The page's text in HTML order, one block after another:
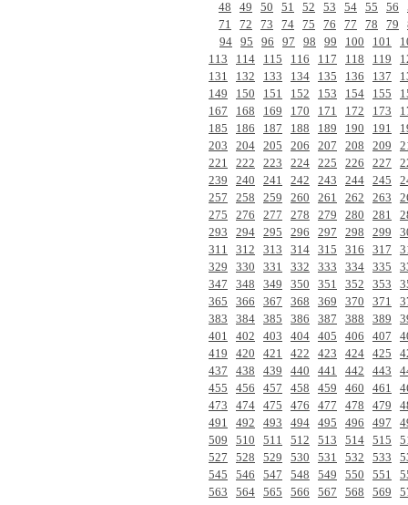
48 49 50 51 52 53 54 55 56
71
72 73 74 75 76 77 78 79
94 95 96 97 98 99 100 101
113
114 115 116 117 118 119
131
132 133 134 135 136 137
149
150 151 152 153 154 155
167
168 169 170 171 172 173
185
186 187 188 189 190 191
203
204 205 206 207 208 209
221
222 223 224 225 226 227
239
240 241 242 243 244 245
257
258 259 260 261 262 263
275
276 277 278 279 280 281
293
294 295 296 297 298 299
311
312 313 314 315 316 317
329
330 331 332 333 334 335
347
348 349 350 351 352 353
365
366 367 368 369 370 371
383
384 385 386 387 388 389
401
402 403 404 405 406 407
419
420 421 422 423 424 425
437
438 439 440 441 442 443
455
456 457 458 459 460 461
473
474 475 476 477 478 479
491
492 493 494 495 496 497
509
510 511 512 513 514 515
527
528 529 530 531 532 533
545
546 547 548 549 550 551
563
564 565 566 567 568 569